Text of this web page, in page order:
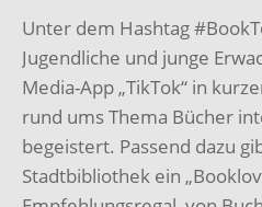
Unter dem Hashtag
Jugendliche und junge
Media-App „TikTok“ in
rund ums Thema Bücher
begeistert. Passend dazu
Stadtbibliothek ein